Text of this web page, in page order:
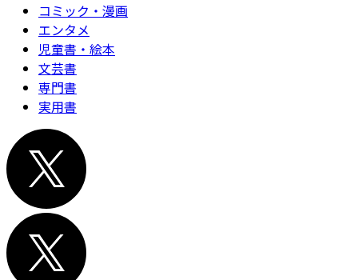
コミック・漫画
エンタメ
児童書・絵本
文芸書
専門書
実用書